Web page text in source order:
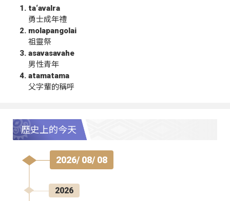
ta‘avalra
勇士成年禮
molapangolai
祖靈祭
asavasavahe
男性青年
atamatama
父字輩的稱呼
歷史上的今天
2026/ 08/ 08
2026